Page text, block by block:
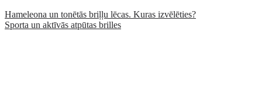
Hameleona un tonētās briļļu lēcas. Kuras izvēlēties?
Sporta un aktīvās atpūtas brilles